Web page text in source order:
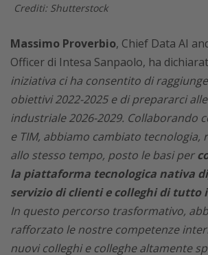
Crediti: Shutterstock
Massimo Proverbio, Chief Data AI
Officer di Intesa Sanpaolo, ha
iniziativa ci ha consentito di
obiettivi 2022-2025 e di prepararci
industriale 2026-2029. Collaborando
e TIM, abbiamo cambiato tecnologia,
allo stesso tempo, posto le basi per
la piattaforma tecnologica nativa
servizio di clienti e colleghi di tutto
In questo percorso trasformativo,
rafforzato le nostre competenze
nuovi colleghi e colleghe altamente